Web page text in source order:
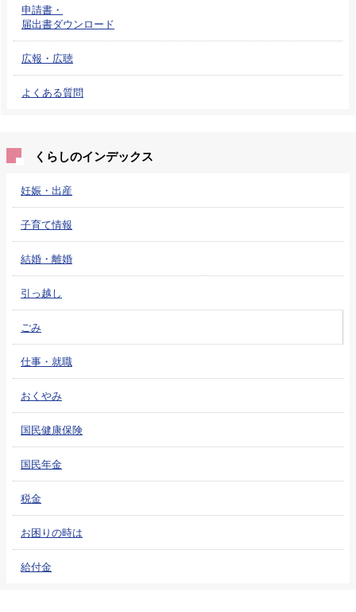
申請書・
届出書ダウンロード
広報・広聴
よくある質問
くらしのインデックス
妊娠・出産
子育て情報
結婚・離婚
引っ越し
ごみ
仕事・就職
おくやみ
国民健康保険
国民年金
税金
お困りの時は
給付金